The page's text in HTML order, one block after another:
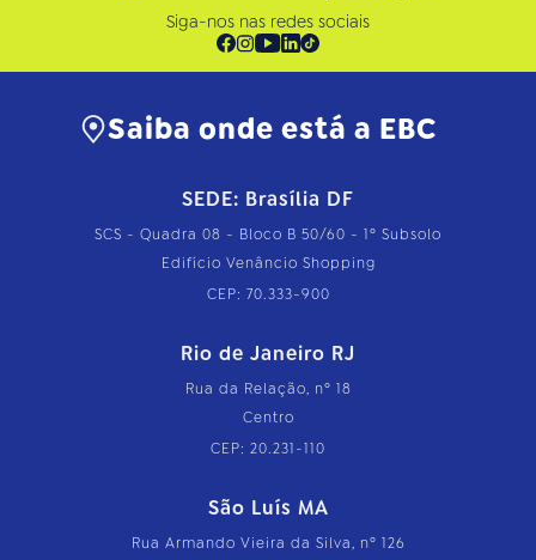
Siga-nos nas redes sociais
Saiba onde está a EBC
SEDE: Brasília DF
SCS - Quadra 08 - Bloco B 50/60 - 1º Subsolo
Edifício Venâncio Shopping
CEP: 70.333-900
Rio de Janeiro RJ
Rua da Relação, nº 18
Centro
CEP: 20.231-110
São Luís MA
Rua Armando Vieira da Silva, nº 126